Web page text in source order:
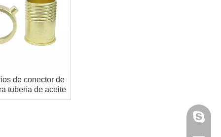
de conector de
tubería de aceite